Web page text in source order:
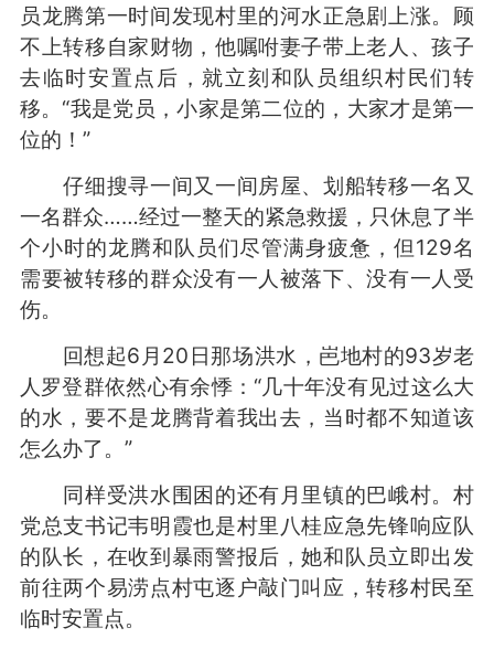
员龙腾第一时间发现村里的河水正急剧上涨。顾
不上转移自家财物，他嘱咐妻子带上老人、孩子
去临时安置点后，就立刻和队员组织村民们转
移。“我是党员，小家是第二位的，大家才是第一
位的！”
仔细搜寻一间又一间房屋、划船转移一名又
一名群众……经过一整天的紧急救援，只休息了半
个小时的龙腾和队员们尽管满身疲惫，但129名
需要被转移的群众没有一人被落下、没有一人受
伤。
回想起6月20日那场洪水，岜地村的93岁老
人罗登群依然心有余悸：“几十年没有见过这么大
的水，要不是龙腾背着我出去，当时都不知道该
怎么办了。”
同样受洪水围困的还有月里镇的巴峨村。村
党总支书记韦明霞也是村里八桂应急先锋响应队
的队长，在收到暴雨警报后，她和队员立即出发
前往两个易涝点村屯逐户敲门叫应，转移村民至
临时安置点。